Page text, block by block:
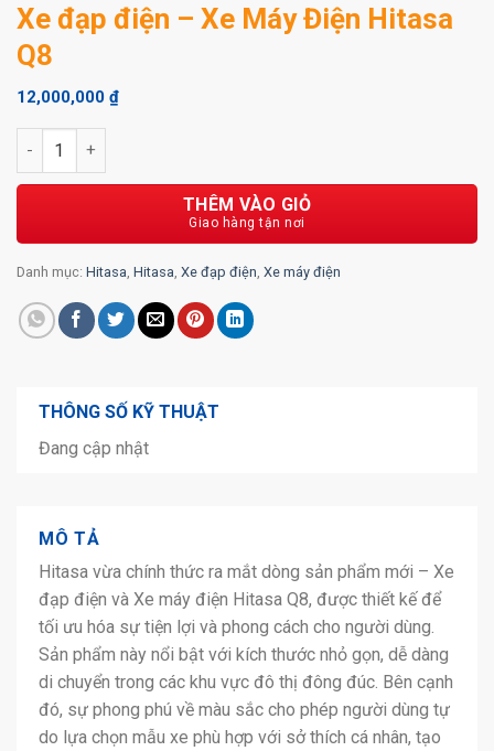
Xe đạp điện – Xe Máy Điện Hitasa
Q8
12,000,000 ₫
Xe đạp điện - Xe Máy Điện Hitasa Q8 số lượng
THÊM VÀO GIỎ
Danh mục: Hitasa Hitasa Xe đạp điện Xe máy điện
MÔ TẢ
Hitasa vừa chính thức ra mắt dòng sản phẩm mới – Xe
đạp điện và Xe máy điện Hitasa Q8, được thiết kế để
tối ưu hóa sự tiện lợi và phong cách cho người dùng.
Sản phẩm này nổi bật với kích thước nhỏ gọn, dễ dàng
di chuyển trong các khu vực đô thị đông đúc. Bên cạnh
đó, sự phong phú về màu sắc cho phép người dùng tự
do lựa chọn mẫu xe phù hợp với sở thích cá nhân, tạo
THÔNG SỐ KỸ THUẬT
Đang cập nhật